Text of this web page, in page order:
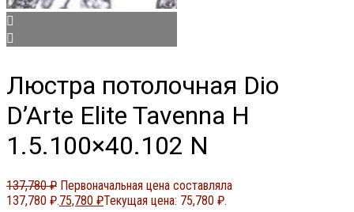
Люстра потолочная Dio
D’Arte Elite Tavenna H
1.5.100×40.102 N
137,780₽ Первоначальная цена составляла
137,780 ₽.75,780 ₽Текущая цена: 75,780 ₽.